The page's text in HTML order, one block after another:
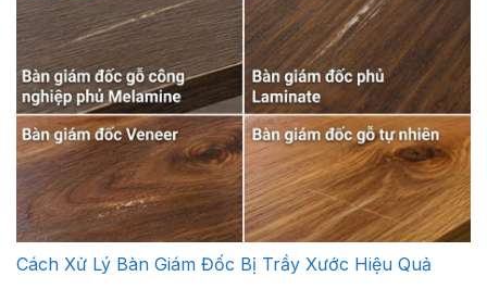
Cách Xử Lý Bàn Giám Đốc Bị Trầy Xước Hiệu Quả